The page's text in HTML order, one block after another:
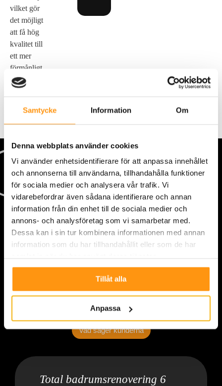
Samtycke Information Om
Denna webbplats använder cookies
Vi använder enhetsidentifierare för att anpassa innehållet
och annonserna till användarna, tillhandahålla funktioner
för sociala medier och analysera vår trafik. Vi
vidarebefordrar även sådana identifierare och annan
information från din enhet till de sociala medier och
annons- och analysföretag som vi samarbetar med.
Dessa kan i sin tur kombinera informationen med annan
information som du har tillhandahållit eller som de har
Tillåt alla
Anpassa
vilket gör
det möjligt
att få hög
kvalitet till
ett mer
förmånligt
pris.
Vad säger kunderna
Total badrumsrenovering 6